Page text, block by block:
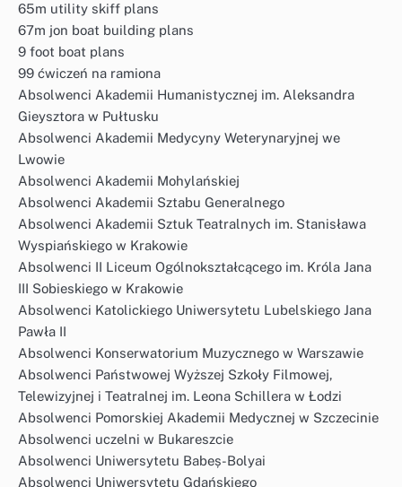
65m utility skiff plans
67m jon boat building plans
9 foot boat plans
99 ćwiczeń na ramiona
Absolwenci Akademii Humanistycznej im. Aleksandra
Gieysztora w Pułtusku
Absolwenci Akademii Medycyny Weterynaryjnej we
Lwowie
Absolwenci Akademii Mohylańskiej
Absolwenci Akademii Sztabu Generalnego
Absolwenci Akademii Sztuk Teatralnych im. Stanisława
Wyspiańskiego w Krakowie
Absolwenci II Liceum Ogólnokształcącego im. Króla Jana
III Sobieskiego w Krakowie
Absolwenci Katolickiego Uniwersytetu Lubelskiego Jana
Pawła II
Absolwenci Konserwatorium Muzycznego w Warszawie
Absolwenci Państwowej Wyższej Szkoły Filmowej,
Telewizyjnej i Teatralnej im. Leona Schillera w Łodzi
Absolwenci Pomorskiej Akademii Medycznej w Szczecinie
Absolwenci uczelni w Bukareszcie
Absolwenci Uniwersytetu Babeș-Bolyai
Absolwenci Uniwersytetu Gdańskiego